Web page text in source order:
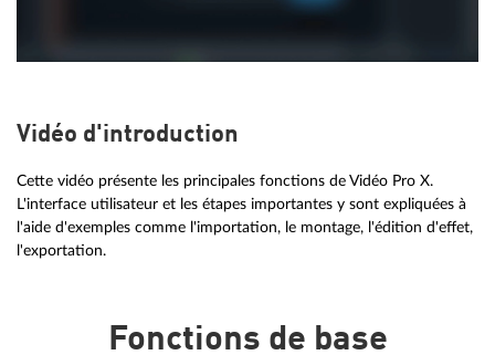
Vidéo d'introduction
Cette vidéo présente les principales fonctions de Vidéo Pro X.
L'interface utilisateur et les étapes importantes y sont expliquées à
l'aide d'exemples comme l'importation, le montage, l'édition d'effet,
l'exportation.
Fonctions de base